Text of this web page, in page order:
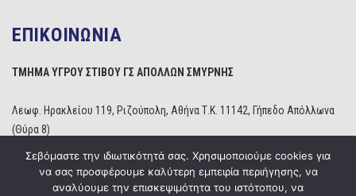
ΕΠΙΚΟΙΝΩΝΙΑ
ΤΜΗΜΑ ΥΓΡΟΥ ΣΤΙΒΟΥ ΓΣ ΑΠΟΛΛΩΝ ΣΜΥΡΝΗΣ
Λεωφ. Ηρακλείου 119, Ριζούπολη, Αθήνα Τ.Κ. 11142, Γήπεδο Απόλλωνα
(Θύρα 8)
Email:info@apollonwaterpolo.gr
www.apollonwaterpolo.gr
Σεβόμαστε την ιδιωτικότητά σας. Χρησιμοποιούμε cookies για
να σας προσφέρουμε καλύτερη εμπειρία περιήγησης, να
αναλύουμε την επισκεψιμότητα του ιστότοπου, να